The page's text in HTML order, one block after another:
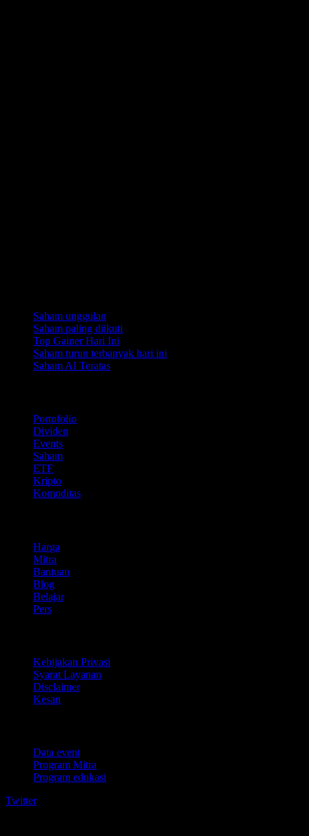
Saham unggulan
Saham paling diikuti
Top Gainer Hari Ini
Saham turun terbanyak hari ini
Saham AI Teratas
Portofolio
Dividen
Events
Saham
ETF
Kripto
Komoditas
Harga
Mitra
Bantuan
Blog
Belajar
Pers
Kebijakan Privasi
Syarat Layanan
Disclaimer
Kesan
Data event
Program Mitra
Program edukasi
Twitter